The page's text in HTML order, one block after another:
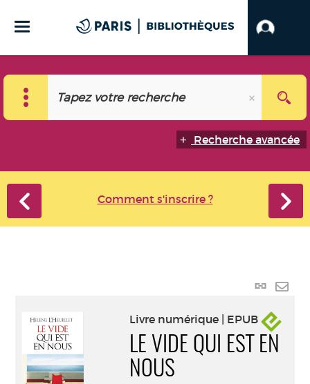
Recherche avancée
Comment s'inscrire ?
Lien
Livre numérique | EPUB
LE VIDE QUI EST EN
NOUS